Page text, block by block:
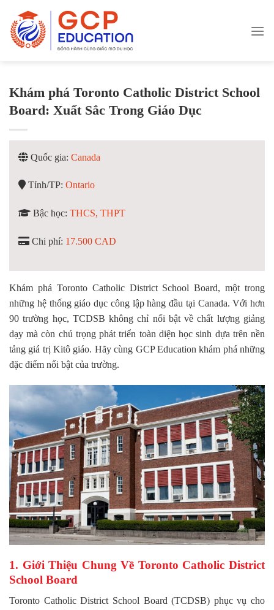
content
Khám phá Toronto Catholic District School
Board: Xuất Sắc Trong Giáo Dục
Quốc gia: Canada
Tỉnh/TP: Ontario
Bậc học: THCS, THPT
Chi phí: 17.500 CAD
Khám phá Toronto Catholic District School Board, một trong
những hệ thống giáo dục công lập hàng đầu tại Canada. Với hơn
90 trường học, TCDSB không chỉ nổi bật về chất lượng giảng
dạy mà còn chú trọng phát triển toàn diện học sinh dựa trên nền
tảng giá trị Kitô giáo. Hãy cùng GCP Education khám phá những
đặc điểm nổi bật của trường.
1. Giới Thiệu Chung Về Toronto Catholic District
School Board
Toronto Catholic District School Board (TCDSB) phục vụ cho